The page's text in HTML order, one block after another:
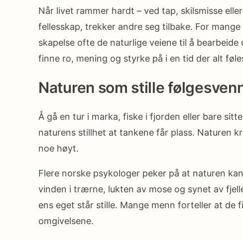
Når livet rammer hardt – ved tap, skilsmisse
fellesskap, trekker andre seg tilbake. For
skapelse ofte de naturlige veiene til å
finne ro, mening og styrke på i en tid der alt
Naturen som stille
Å gå en tur i marka, fiske i fjorden eller bare
naturens stillhet at tankene får plass. Naturen
noe høyt.
Flere norske psykologer peker på at naturen
vinden i trærne, lukten av mose og synet av
ens eget står stille. Mange menn forteller at de
omgivelsene.